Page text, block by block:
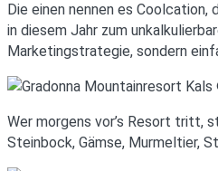
Die einen nennen es
in diesem Jahr zum
Marketingstrategie, sondern
Wer morgens vor’s Resort tritt,
Steinbock, Gämse, Murmeltier,